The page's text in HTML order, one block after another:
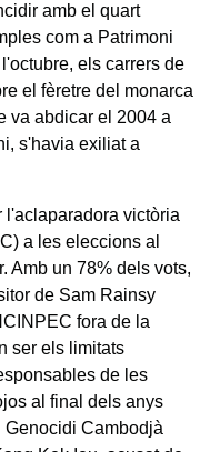
amb el quart
com a Patrimoni
els carrers de
el fèretre del monarca
va abdicar el 2004 a
s'havia exiliat a
l'aclaparadora victòria
a les eleccions al
Amb un 78% dels vots,
de Sam Rainsy
fora de la
ser els limitats
de les
al final dels anys
Genocidi Cambodjà